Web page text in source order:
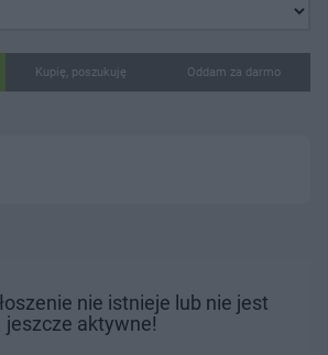
Kupię, poszukuję Oddam za darmo
nie istnieje lub nie jest
jeszcze aktywne!